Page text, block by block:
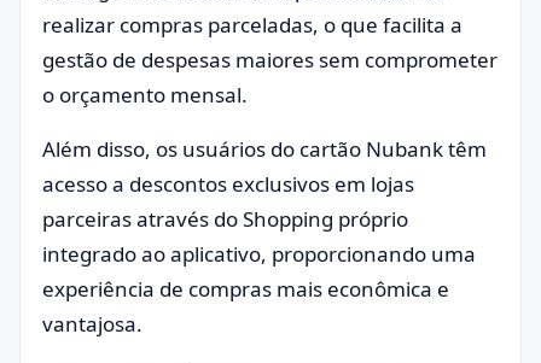
realizar compras parceladas, o que facilita a
gestão de despesas maiores sem comprometer
o orçamento mensal.
Além disso, os usuários do cartão Nubank têm
acesso a descontos exclusivos em lojas
parceiras através do Shopping próprio
integrado ao aplicativo, proporcionando uma
experiência de compras mais econômica e
vantajosa.